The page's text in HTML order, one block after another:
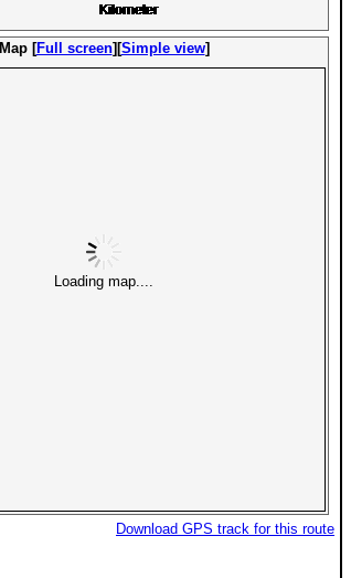
Map [Full screen][Simple view]
Loading map....
Download GPS track for this route